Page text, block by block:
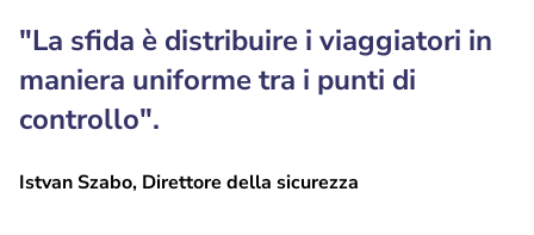
"La sfida è distribuire i viaggiatori in
maniera uniforme tra i punti di
controllo".
Istvan Szabo, Direttore della sicurezza